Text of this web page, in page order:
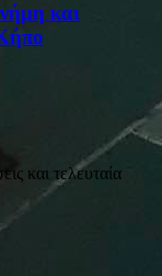
και
και τελευταία